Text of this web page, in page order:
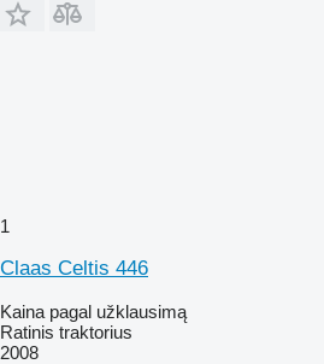
1
Claas Celtis 446
Kaina pagal užklausimą
Ratinis traktorius
2008